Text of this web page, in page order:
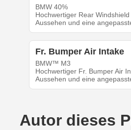
BMW 40%
Hochwertiger Rear
Aussehen und eine
Fr. Bumper Air Intake
BMW™ M3
Hochwertiger Fr. Bumper Air
Aussehen und eine
Autor dieses